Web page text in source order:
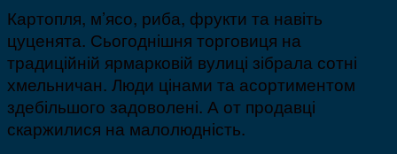
Картопля, м’ясо, риба, фрукти та навіть
цуценята. Сьогоднішня торговиця на
традиційній ярмарковій вулиці зібрала сотні
хмельничан. Люди цінами та асортиментом
здебільшого задоволені. А от продавці
скаржилися на малолюдність.